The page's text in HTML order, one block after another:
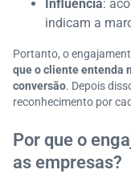
Influência:
indicam a
Portanto, o
que o cliente entenda
conversão. Depois
reconhecimento por
Por que o
as empresas?